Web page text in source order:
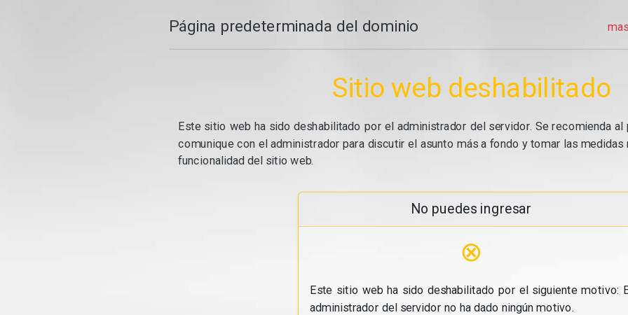
Página predeterminada del dominio
Sitio web deshabilitado
Este sitio web ha sido deshabilitado por el administrador del servidor. Se recomienda
comunique con el administrador para discutir el asunto más a fondo y tomar las medidas
funcionalidad del sitio web.
No puedes ingresar
⊗
Este sitio web ha sido deshabilitado por el siguiente motivo:
administrador del servidor no ha dado ningún motivo.